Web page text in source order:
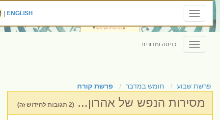
Toggle
navigation
ENGLISH
|
Toggle
navigation
כניסה ומדורים
פרשת שבוע חומש במדבר פרשת קורח
מסירות הנפש של אהרון... (2 תגובות לחידוש זה)